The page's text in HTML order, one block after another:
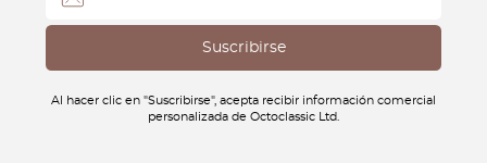
Al hacer clic en "Suscribirse", acepta recibir información comercial
personalizada de Octoclassic Ltd.